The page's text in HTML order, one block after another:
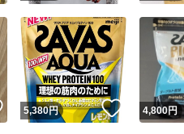
Yahoo!フリマが定めた一定の基準
安心取引出品者
安心取引出品者 Yahoo!
取引実績
この
商品画像の無断転載は禁止
いいね！
5,380円 いいね！
4,800円